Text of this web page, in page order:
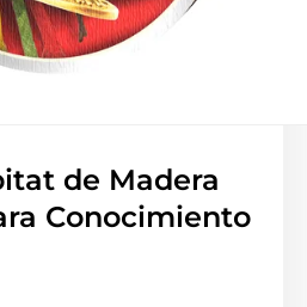
de Madera
Conocimiento